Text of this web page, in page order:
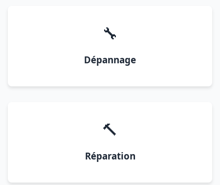
🔧
Dépannage
🔨
Réparation